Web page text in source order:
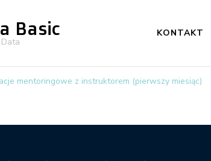
Basic KONTAKT
mentoringowe z instruktorem (pierwszy miesiąc)